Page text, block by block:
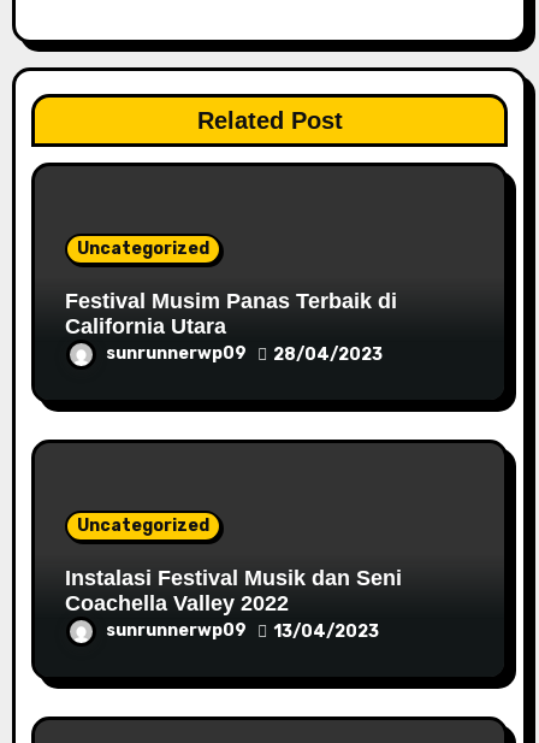
t
o
Related Post
Uncategorized
Festival Musim Panas Terbaik di
California Utara
sunrunnerwp09 28/04/2023
Uncategorized
Instalasi Festival Musik dan Seni
Coachella Valley 2022
sunrunnerwp09 13/04/2023